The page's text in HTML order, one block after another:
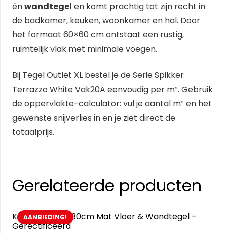
énwandtegel en komt prachtig tot zijn recht in
de badkamer, keuken, woonkamer en hal. Door
het formaat 60×60 cm ontstaat een rustig,
ruimtelijk vlak met minimale voegen.
Bij Tegel Outlet XL bestel je de Serie Spikker
Terrazzo White Vak20A eenvoudig per m². Gebruik
de oppervlakte-calculator: vul je aantal m² en het
gewenste snijverlies in en je ziet direct de
totaalprijs.
Gerelateerde producten
AANBIEDING!
Kaira Blue- 30x30cm Mat Vloer & Wandtegel –
Gerectificeerd